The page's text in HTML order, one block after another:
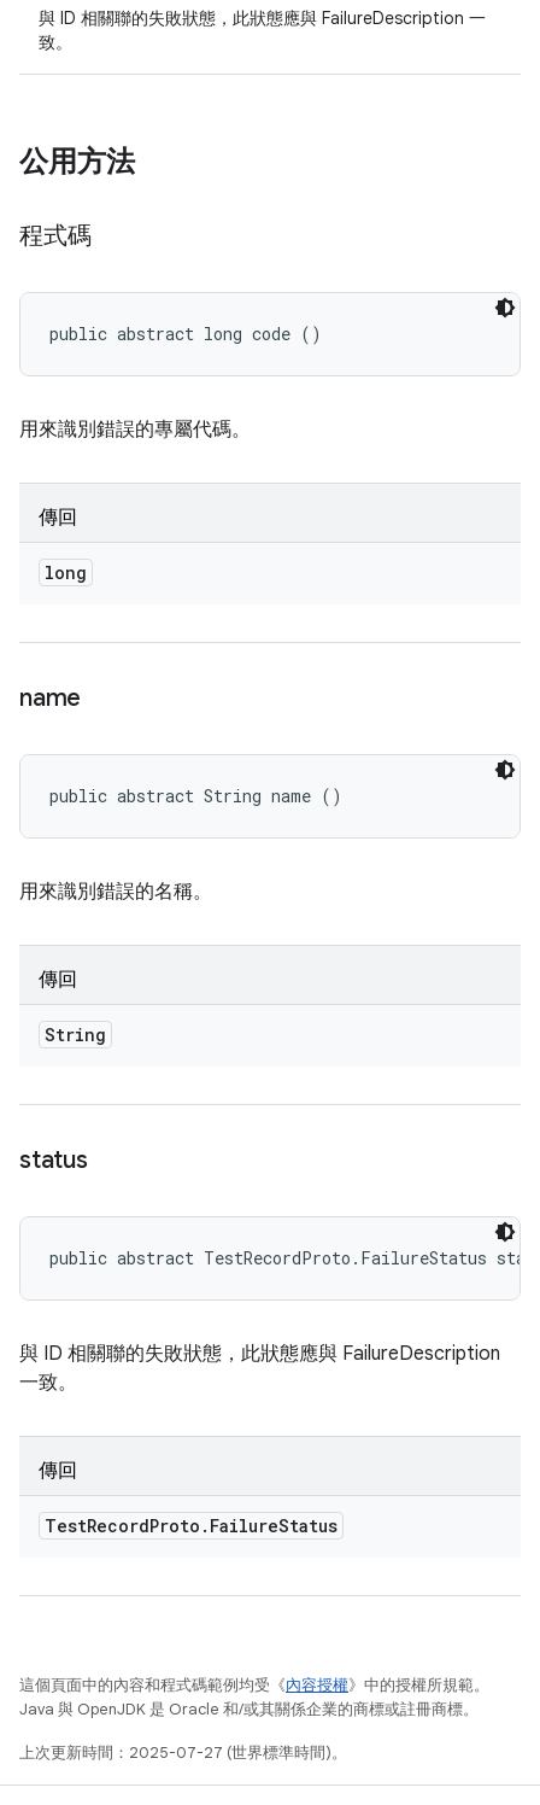
與 ID 相關聯的失敗狀態，此狀態應與 FailureDescription 一
致。
公用方法
程式碼
public abstract long code ()
用來識別錯誤的專屬代碼。
傳回
long
name
public abstract String name ()
用來識別錯誤的名稱。
傳回
String
status
public abstract TestRecordProto.FailureStatus
與 ID 相關聯的失敗狀態，此狀態應與 FailureDescription
一致。
傳回
TestRecordProto . FailureStatus
這個頁面中的內容和程式碼範例均受《內容授權》中的授權所規範。
Java 與 OpenJDK 是 Oracle 和/或其關係企業的商標或註冊商標。
上次更新時間：2025-07-27 (世界標準時間)。